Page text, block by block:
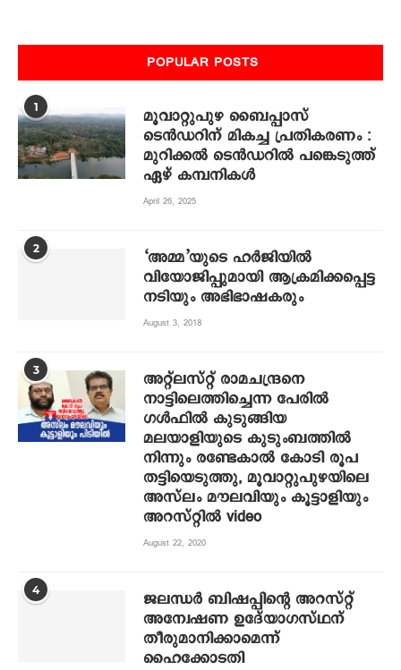
POPULAR POSTS
1
മൂവാറ്റുപുഴ ബൈപ്പാസ്
ടെൻഡറിന് മികച്ച പ്രതികരണം :
മുറിക്കൽ ടെൻഡറിൽ പങ്കെടുത്ത്
ഏഴ് കമ്പനികൾ
April 26, 2025
2
‘അമ്മ’യുടെ ഹര്‍ജിയില്‍
വിയോജിപ്പുമായി ആക്രമിക്കപ്പെട്ട
നടിയും അഭിഭാഷകരും
August 3, 2018
3
അറ്റ്‌ലസ്റ്റ് രാമചന്ദ്രനെ
നാട്ടിലെത്തിച്ചെന്ന പേരില്‍
ഗള്‍ഫില്‍ കുടുങ്ങിയ
മലയാളിയുടെ കുടുംബത്തില്‍
നിന്നും രണ്ടേകാല്‍ കോടി രൂപ
തട്ടിയെടുത്തു, മൂവാറ്റുപുഴയിലെ
അസ്‌ലം മൗലവിയും കൂട്ടാളിയും
അറസ്റ്റില്‍ video
August 22, 2020
4
ജലന്ധര്‍ ബിഷപ്പിന്റെ അറസ്റ്റ്
അന്വേഷണ ഉദേ്യാഗസ്ഥന്
തീരുമാനിക്കാമെന്ന്
ഹൈക്കോടതി